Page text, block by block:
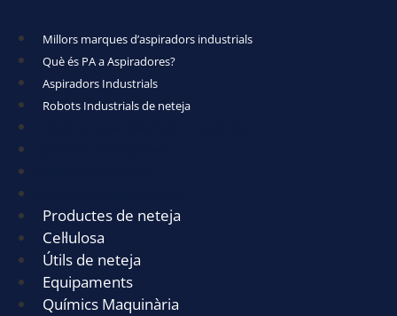
Millors marques d’aspiradors industrials
Què és PA a Aspiradores?
Aspiradors Industrials
Robots Industrials de neteja
Productes de neteja
Cel·lulosa
Útils de neteja
Equipaments
Químics Maquinària